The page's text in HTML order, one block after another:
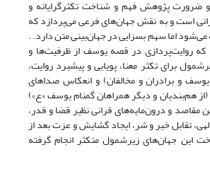
پژوهش فهم و شناخت تکثر‌گرایانه و
است و به نقش جهان‌های فرعی می‌پردازد که
می‌شود اما سهم بسزایی در جهان‌بینی متن دارد. .
روایت‌پردازی در قصه یوسف از ظرفیت‌ها و
برای تکثر معنا، پویایی و پیشبرد روایت،
و برادران و مخالفان) و انعکاس صداهای
هم‌بندیان و دیگر همراهان گمنام یوسف «ع»)
مقاصد و درون‌مایه‌های قرانی نظیر قضا و قدر،
تقابل خیر و شر، ایجاد گشایش و عزت بعد از
این جهان‌های زیرشمول متکثر انجام گرفته